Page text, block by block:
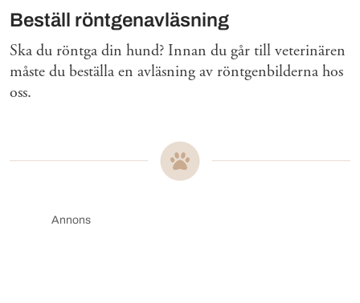
Beställ röntgenavläsning
Ska du röntga din hund? Innan du går till veterinären
måste du beställa en avläsning av röntgenbilderna hos
oss.
Annons